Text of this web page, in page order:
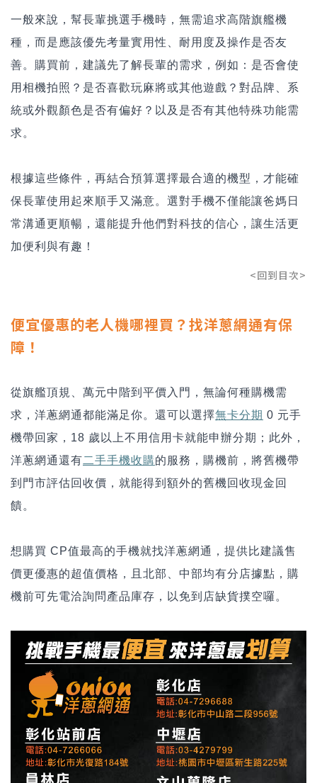
一般來說，幫長輩挑選手機時，無需追求高階旗艦機
種，而是應該優先考量實用性、耐用度及操作是否友
善。購買前，建議先了解長輩的需求，例如：是否會使
用相機拍照？是否喜歡玩麻將或其他遊戲？對品牌、系
統或外觀顏色是否有偏好？以及是否有其他特殊功能需
求。
根據這些條件，再結合預算選擇最合適的機型，才能確
保長輩使用起來順手又滿意。選對手機不僅能讓爸媽日
常溝通更順暢，還能提升他們對科技的信心，讓生活更
加便利與有趣！
<回到目次>
便宜優惠的老人機哪裡買？找洋蔥網通有保
障！
從旗艦頂規、萬元中階到平價入門，無論何種購機需
求，洋蔥網通都能滿足你。還可以選擇無卡分期 0 元手
機帶回家，18 歲以上不用信用卡就能申辦分期；此外，
洋蔥網通還有二手手機收購的服務，購機前，將舊機帶
到門市評估回收價，就能得到額外的舊機回收現金回
饋。
想購買 CP值最高的手機就找洋蔥網通，提供比建議售
價更優惠的超值價格，且北部、中部均有分店據點，購
機前可先電洽詢問產品庫存，以免到店缺貨撲空囉。